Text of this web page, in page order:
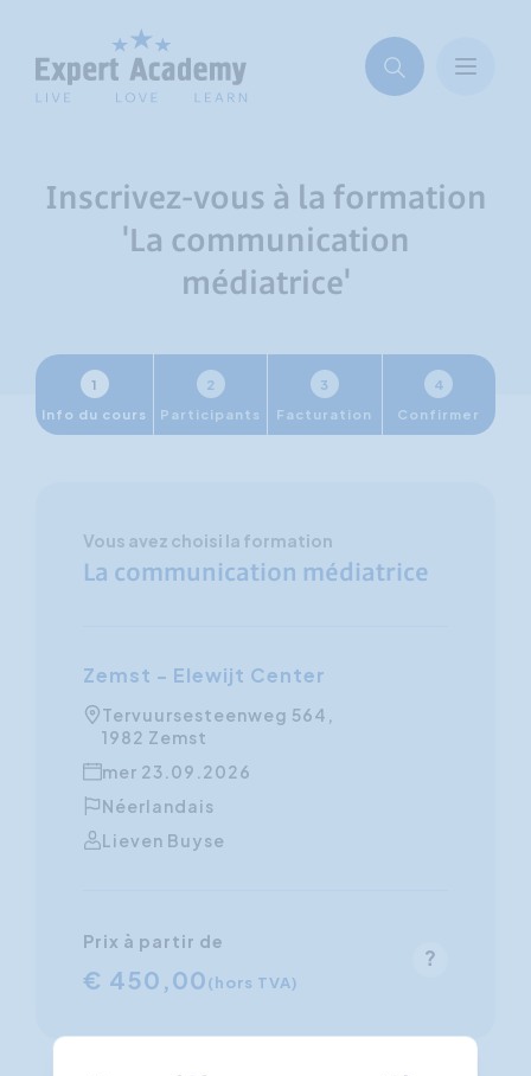
Inscrivez-vous à la formation
'La communication
médiatrice'
1
Info du cours
2
Participants
3
Facturation
4
Confirmer
Vous avez choisi la formation
La communication médiatrice
Zemst - Elewijt Center
Tervuursesteenweg 564,
1982 Zemst
mer 23.09.2026
Néerlandais
Lieven Buyse
Prix à partir de
€ 450,00(hors TVA)